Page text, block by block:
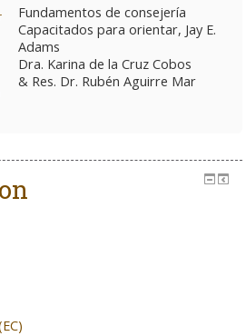
Fundamentos de consejería
Capacitados para orientar, Jay E.
Adams
Dra. Karina de la Cruz Cobos
& Res. Dr. Rubén Aguirre Mar